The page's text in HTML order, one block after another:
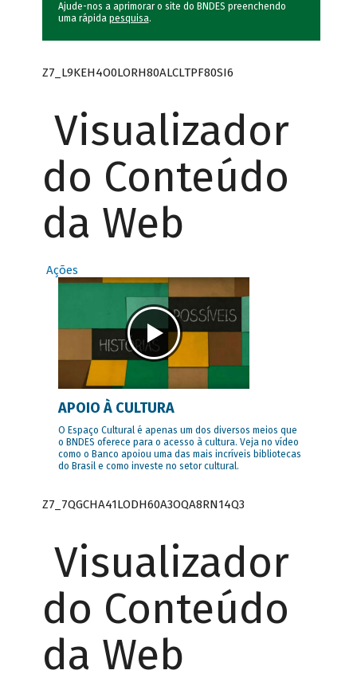
Ajude-nos a aprimorar o site do BNDES preenchendo
uma rápida pesquisa.
Z7_L9KEH4O0LORH80ALCLTPF80SI6
Visualizador
do Conteúdo
da Web
Ações
APOIO À CULTURA
O Espaço Cultural é apenas um dos diversos meios que
o BNDES oferece para o acesso à cultura. Veja no vídeo
como o Banco apoiou uma das mais incríveis bibliotecas
do Brasil e como investe no setor cultural.
Z7_7QGCHA41LODH60A3OQA8RN14Q3
Visualizador
do Conteúdo
da Web